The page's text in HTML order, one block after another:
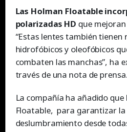
Las Holman Floatable
polarizadas HD que
“Estas lentes también tienen
hidrofóbicos y oleofóbicos
combaten las manchas”, ha
través de una nota de prensa.
La compañía ha añadido que
Floatable, para garantizar
deslumbramiento desde